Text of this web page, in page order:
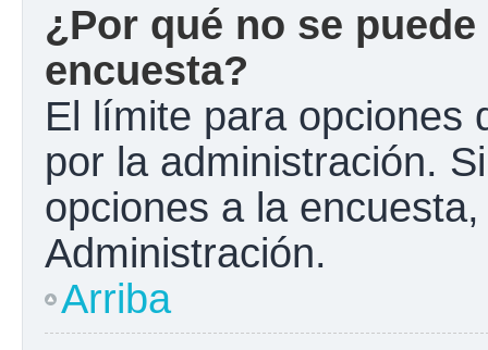
¿Por qué no se
encuesta?
El límite para opciones
por la administración.
opciones a la
Administración.
Arriba